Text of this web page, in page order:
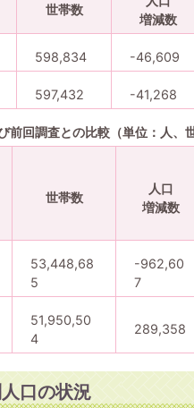
世帯数
増減数
598,834 -46,609
597,432 -41,268
回調査との比較（単位：人、
世帯数
人口
増減数
53,448,68
5
-962,60
7
51,950,50
4
289,358
口の状況